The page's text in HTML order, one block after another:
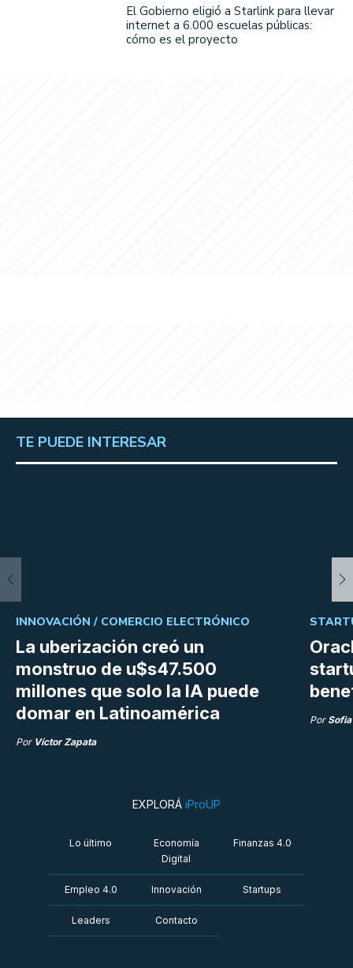
El Gobierno eligió a Starlink para llevar
internet a 6.000 escuelas públicas:
cómo es el proyecto
TE PUEDE INTERESAR
La uberización creó un
monstruo de u$s47.500
millones que solo la IA puede
domar en Latinoamérica
INNOVACIÓN / COMERCIO ELECTRÓNICO
Por Víctor Zapata
Por
EXPLORÁ iProUP
Lo último
Economía
Digital
Finanzas 4.0
Empleo 4.0 Innovación Startups
Leaders Contacto